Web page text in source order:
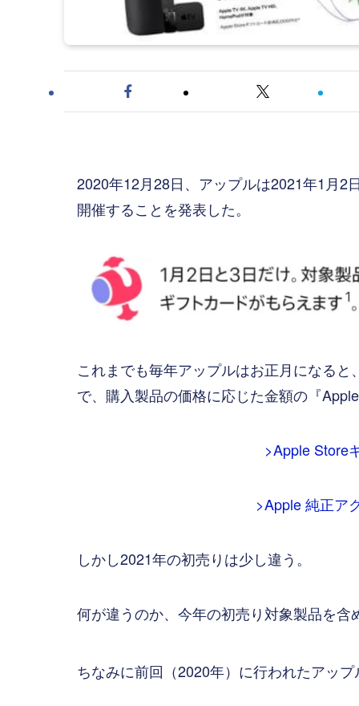
2020年12月28日、アップルは2021年1月2
開催することを発表した。
これまでも毎年アップルはお正月になる
で、購入製品の価格に応じた金額の『
>Apple Store
>Apple 純正ア
しかし2021年の初売りは少し違う。
何が違うのか、今年の初売り対象製品を含
ちなみに前回（2020年）に行われたアッ